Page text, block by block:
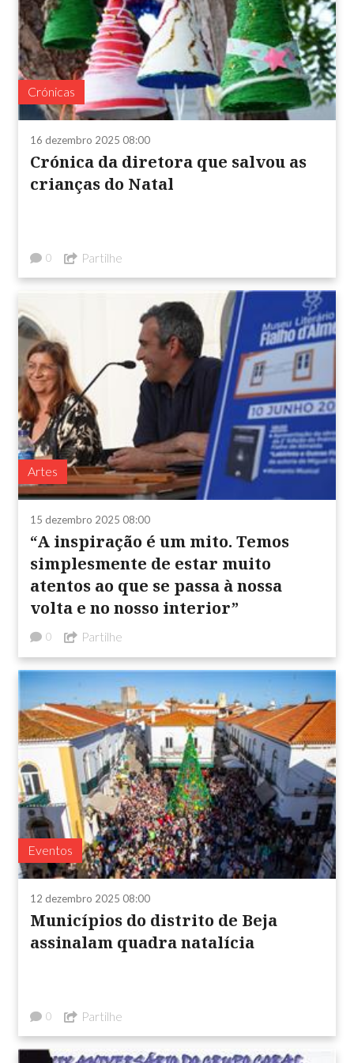
Crónicas
16 dezembro 2025 08:00
Crónica da diretora que salvou as
crianças do Natal
0 Partilhe
Artes
15 dezembro 2025 08:00
“A inspiração é um mito. Temos
simplesmente de estar muito
atentos ao que se passa à nossa
volta e no nosso interior”
0 Partilhe
Eventos
12 dezembro 2025 08:00
Municípios do distrito de Beja
assinalam quadra natalícia
0 Partilhe